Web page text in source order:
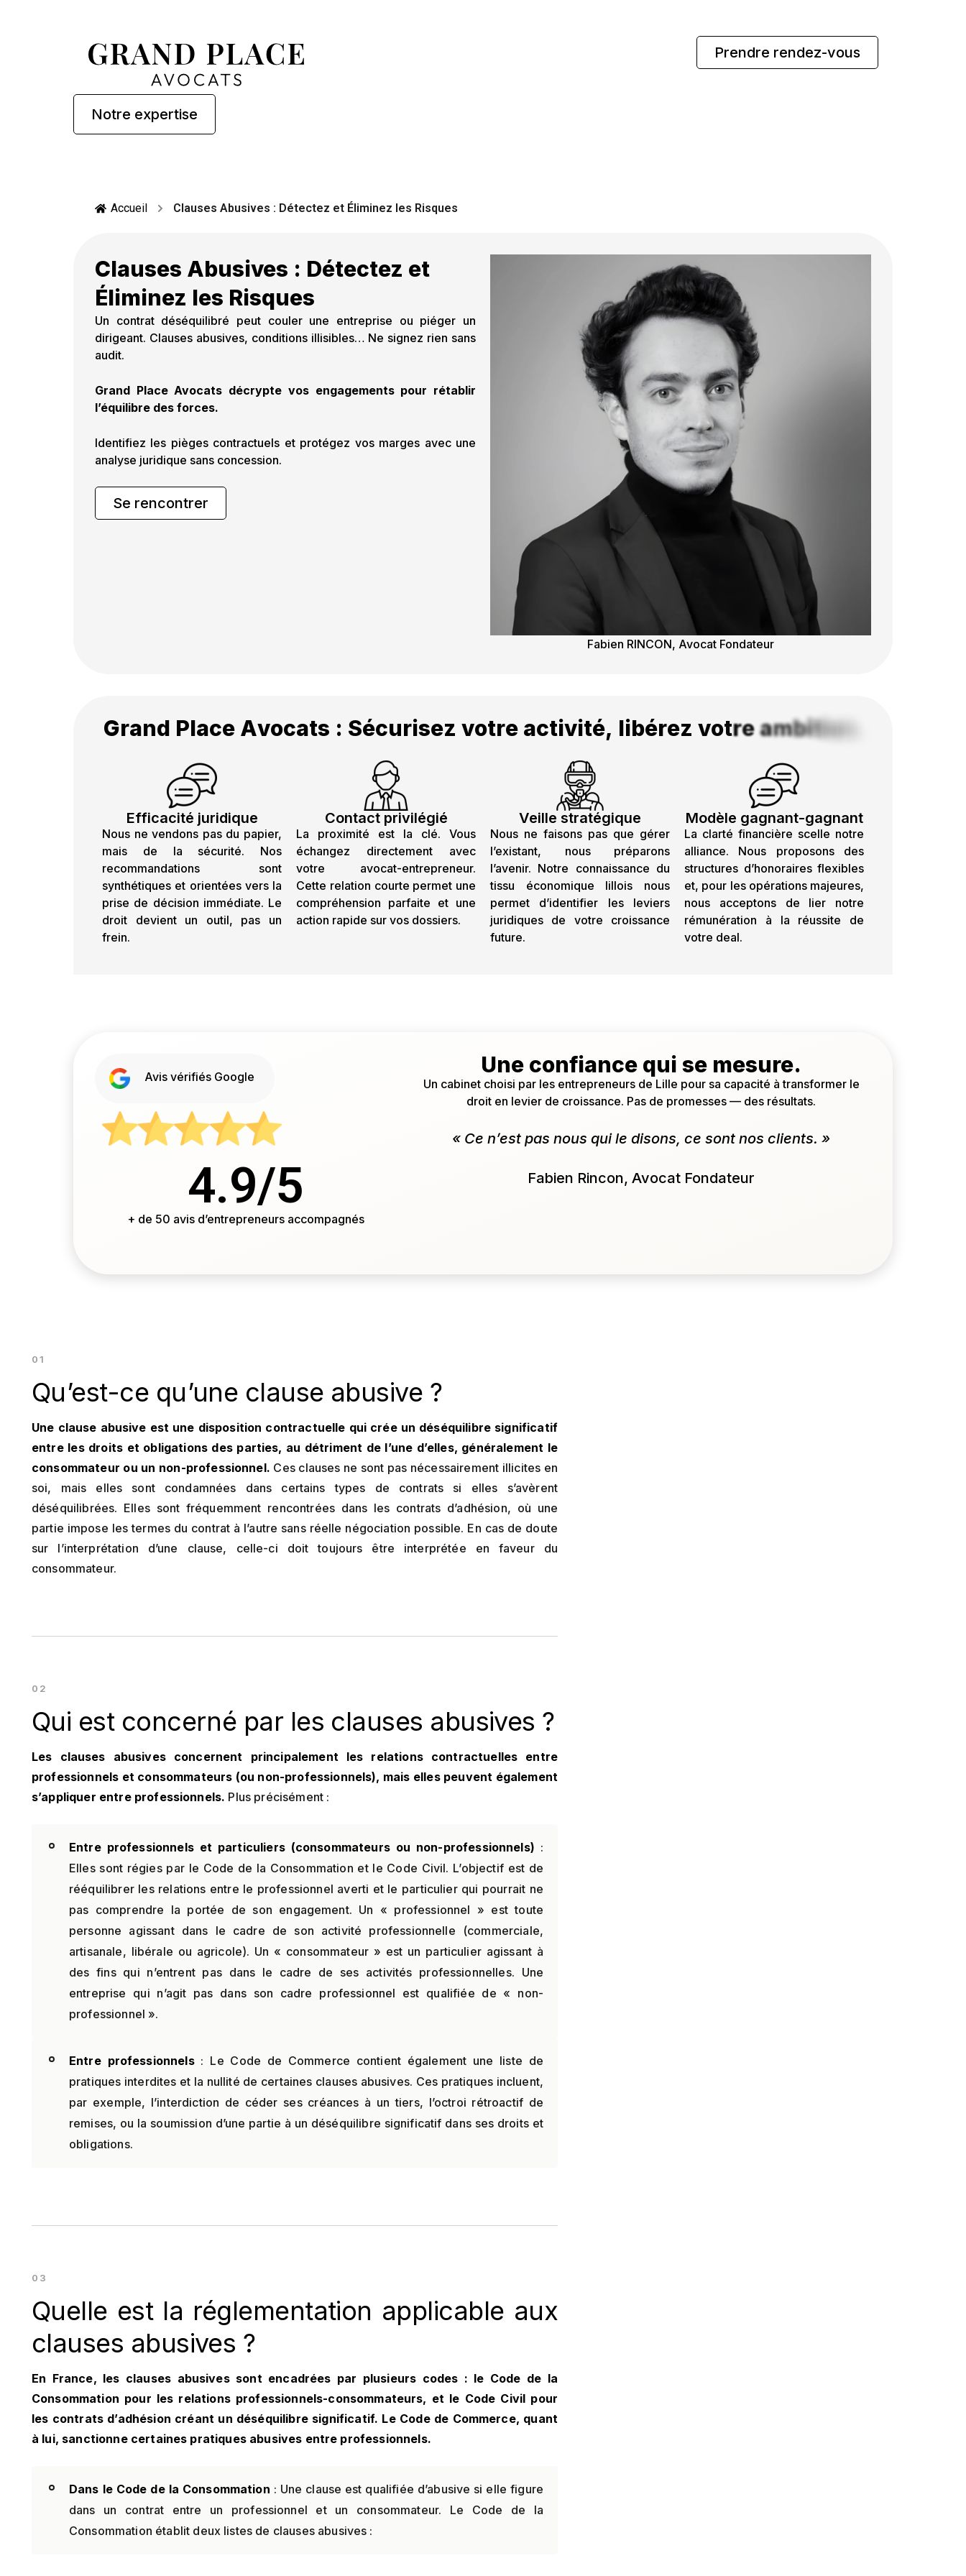
Prendre rendez-vous
Accueil Clauses Abusives : Détectez et Éliminez les Risques
Clauses Abusives : Détectez et
Éliminez les Risques
Un contrat déséquilibré peut couler une entreprise ou piéger un
dirigeant. Clauses abusives, conditions illisibles… Ne signez rien sans
audit.
Grand Place Avocats décrypte vos engagements pour rétablir
l’équilibre des forces.
Identifiez les pièges contractuels et protégez vos marges avec une
analyse juridique sans concession.
Se rencontrer
Fabien RINCON, Avocat Fondateur
Grand Place Avocats : Sécurisez votre activité, libérez votreambition
Efficacité juridique
Nous ne vendons pas du papier,
mais de la sécurité. Nos
recommandations sont
synthétiques et orientées vers la
prise de décision immédiate. Le
droit devient un outil, pas un
frein.
Contact privilégié
La proximité est la clé. Vous
échangez directement avec
votre avocat-entrepreneur.
Cette relation courte permet une
compréhension parfaite et une
action rapide sur vos dossiers.
Veille stratégique
Nous ne faisons pas que gérer
l’existant, nous préparons
l’avenir. Notre connaissance du
tissu économique lillois nous
permet d’identifier les leviers
juridiques de votre croissance
future.
Modèle gagnant-gagnant
La clarté financière scelle notre
alliance. Nous proposons des
structures d’honoraires flexibles
et, pour les opérations majeures,
nous acceptons de lier notre
rémunération à la réussite de
votre deal.
Avis vérifiés Google
4.9/5
+ de 50 avis d’entrepreneurs accompagnés
Une confiance qui se mesure.
Un cabinet choisi par les entrepreneurs de Lille pour sa capacité à transformer le
droit en levier de croissance. Pas de promesses — des résultats.
« Ce n’est pas nous qui le disons, ce sont nos clients. »
Fabien Rincon, Avocat Fondateur
Qu’est-ce qu’une clause abusive ?
Une clause abusive est une disposition contractuelle qui crée un déséquilibre significatif
entre les droits et obligations des parties, au détriment de l’une d’elles, généralement le
consommateur ou un non-professionnel. Ces clauses ne sont pas nécessairement illicites en
soi, mais elles sont condamnées dans certains types de contrats si elles s’avèrent
déséquilibrées. Elles sont fréquemment rencontrées dans les contrats d’adhésion, où une
partie impose les termes du contrat à l’autre sans réelle négociation possible. En cas de doute
sur l’interprétation d’une clause, celle-ci doit toujours être interprétée en faveur du
consommateur.
Qui est concerné par les clauses abusives ?
Les clauses abusives concernent principalement les relations contractuelles entre
professionnels et consommateurs (ou non-professionnels), mais elles peuvent également
s’appliquer entre professionnels. Plus précisément :
Entre professionnels et particuliers (consommateurs ou non-professionnels) :
Elles sont régies par le Code de la Consommation et le Code Civil. L’objectif est de
rééquilibrer les relations entre le professionnel averti et le particulier qui pourrait ne
pas comprendre la portée de son engagement. Un « professionnel » est toute
personne agissant dans le cadre de son activité professionnelle (commerciale,
artisanale, libérale ou agricole). Un « consommateur » est un particulier agissant à
des fins qui n’entrent pas dans le cadre de ses activités professionnelles. Une
entreprise qui n’agit pas dans son cadre professionnel est qualifiée de « non-
professionnel ».
Entre professionnels: Le Code de Commerce contient également une liste de
pratiques interdites et la nullité de certaines clauses abusives. Ces pratiques incluent,
par exemple, l’interdiction de céder ses créances à un tiers, l’octroi rétroactif de
remises, ou la soumission d’une partie à un déséquilibre significatif dans ses droits et
obligations.
Quelle est la réglementation applicable aux
clauses abusives ?
En France, les clauses abusives sont encadrées par plusieurs codes : le Code de la
Consommation pour les relations professionnels-consommateurs, et le Code Civil pour
les contrats d’adhésion créant un déséquilibre significatif. Le Code de Commerce, quant
à lui, sanctionne certaines pratiques abusives entre professionnels.
Dans le Code de la Consommation : Une clause est qualifiée d’abusive si elle figure
dans un contrat entre un professionnel et un consommateur. Le Code de la
Consommation établit deux listes de clauses abusives :